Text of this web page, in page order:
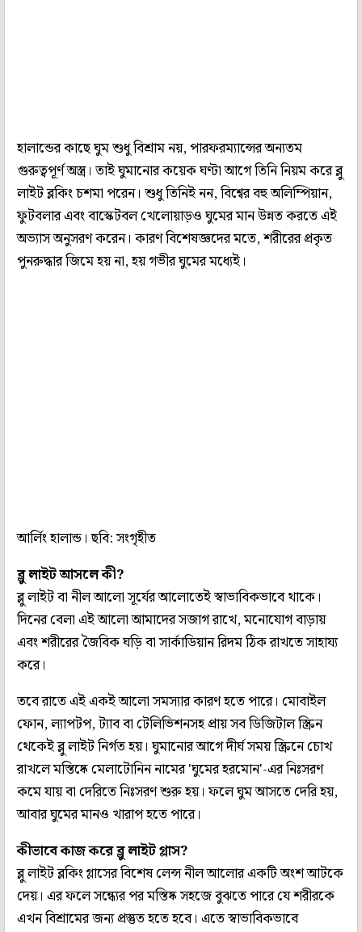
হালান্ডের কাছে ঘুম শুধু বিশ্রাম নয়, পারফরম্যান্সের অন্যতম
গুরুত্বপূর্ণ অস্ত্র। তাই ঘুমানোর কয়েক ঘণ্টা আগে তিনি নিয়ম করে ব্লু
লাইট ব্লকিং চশমা পরেন। শুধু তিনিই নন, বিশ্বের বহু অলিম্পিয়ান,
ফুটবলার এবং বাস্কেটবল খেলোয়াড়ও ঘুমের মান উন্নত করতে এই
অভ্যাস অনুসরণ করেন। কারণ বিশেষজ্ঞদের মতে, শরীরের প্রকৃত
পুনরুদ্ধার জিমে হয় না, হয় গভীর ঘুমের মধ্যেই।
আর্লিং হালান্ড। ছবি: সংগৃহীত
ব্লু লাইট আসলে কী?
ব্লু লাইট বা নীল আলো সূর্যের আলোতেই স্বাভাবিকভাবে থাকে।
দিনের বেলা এই আলো আমাদের সজাগ রাখে, মনোযোগ বাড়ায়
এবং শরীরের জৈবিক ঘড়ি বা সার্কাডিয়ান রিদম ঠিক রাখতে সাহায্য
করে।
তবে রাতে এই একই আলো সমস্যার কারণ হতে পারে। মোবাইল
ফোন, ল্যাপটপ, ট্যাব বা টেলিভিশনসহ প্রায় সব ডিজিটাল স্ক্রিন
থেকেই ব্লু লাইট নির্গত হয়। ঘুমানোর আগে দীর্ঘ সময় স্ক্রিনে চোখ
রাখলে মস্তিষ্কে মেলাটোনিন নামের 'ঘুমের হরমোন'-এর নিঃসরণ
কমে যায় বা দেরিতে নিঃসরণ শুরু হয়। ফলে ঘুম আসতে দেরি হয়,
আবার ঘুমের মানও খারাপ হতে পারে।
কীভাবে কাজ করে ব্লু লাইট গ্লাস?
ব্লু লাইট ব্লকিং গ্লাসের বিশেষ লেন্স নীল আলোর একটি অংশ আটকে
দেয়। এর ফলে সন্ধ্যের পর মস্তিষ্ক সহজে বুঝতে পারে যে শরীরকে
এখন বিশ্রামের জন্য প্রস্তুত হতে হবে। এতে স্বাভাবিকভাবে